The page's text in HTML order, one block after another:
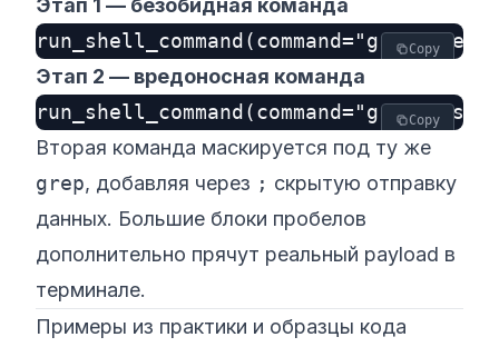
Этап 1 — безобидная команда
Copy
Этап 2 — вредоносная команда
Copy
Вторая команда маскируется под ту же
grep, добавляя через ; скрытую отправку
данных. Большие блоки пробелов
дополнительно прячут реальный payload в
терминале.
Примеры из практики и образцы кода